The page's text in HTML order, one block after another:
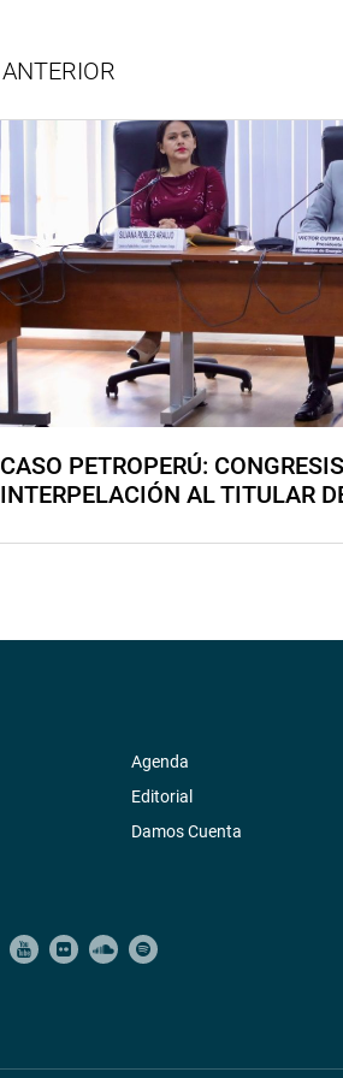
ANTERIOR
CASO PETROPERÚ:
INTERPELACIÓN AL TITULAR
Agenda
Editorial
Damos Cuenta